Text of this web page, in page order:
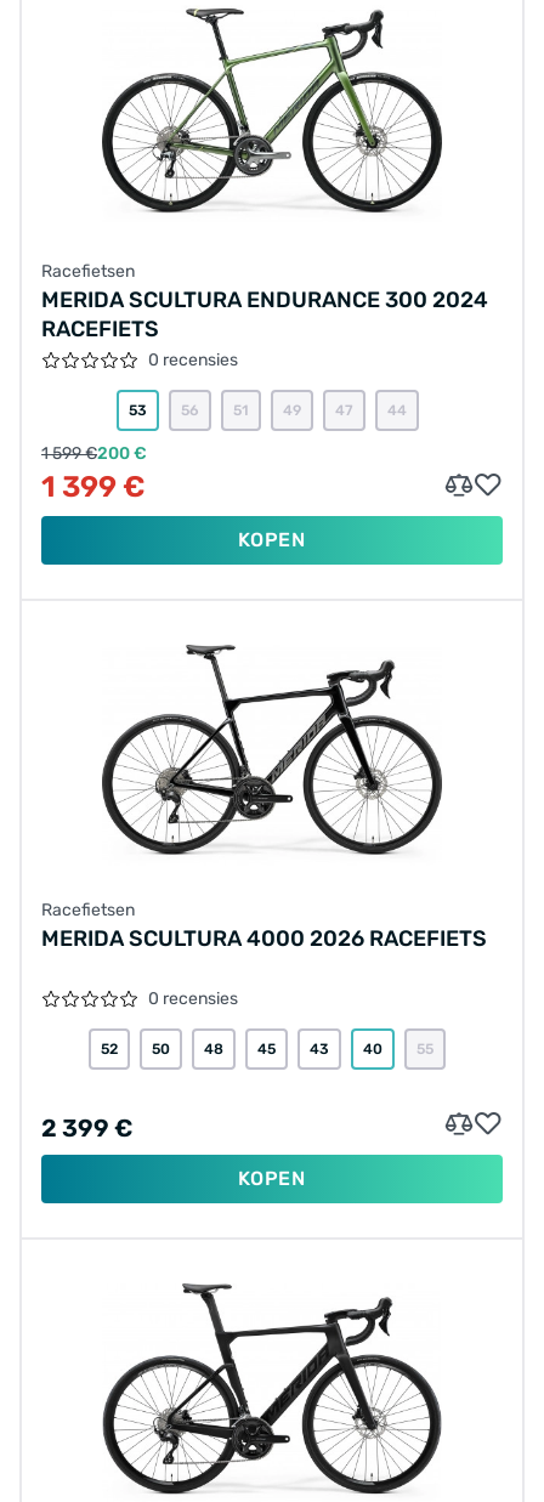
Racefietsen
MERIDA SCULTURA ENDURANCE 300 2024
RACEFIETS
0 recensies
53 56 51 49 47 44
1 599 €200 €
1 399 €
KOPEN
Racefietsen
MERIDA SCULTURA 4000 2026 RACEFIETS
0 recensies
52 50 48 45 43 40 55
2 399 €
KOPEN